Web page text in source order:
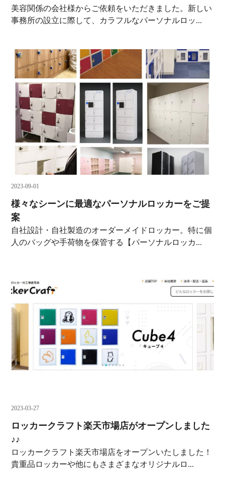
美容関係の会社様からご依頼をいただきました。新しい
事務所の設立に際して、カラフルなパーソナルロッ...
2023-09-01
様々なシーンに最適なパーソナルロッカーをご提
案
自社設計・自社製造のオーダーメイドロッカー。特に個
人のバッグや手荷物を保管する【パーソナルロッカ...
2023-03-27
ロッカークラフト楽天市場店がオープンしました
♪♪
ロッカークラフト楽天市場店をオープンいたしました！
貴重品ロッカーや他にもさまざまなオリジナルロ...